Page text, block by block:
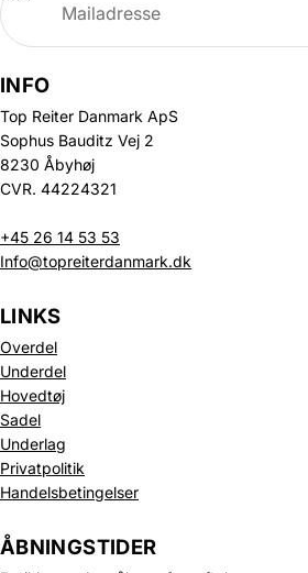
INFO
Top Reiter Danmark ApS
Sophus Bauditz Vej 2
8230 Åbyhøj
CVR. 44224321
+45 26 14 53 53
Info@topreiterdanmark.dk
LINKS
Overdel
Underdel
Hovedtøj
Sadel
Underlag
Privatpolitik
Handelsbetingelser
ÅBNINGSTIDER
Politik om beskyttelse af persondata
Refusionspolitik
Leveringspolitik
Kontaktinformation